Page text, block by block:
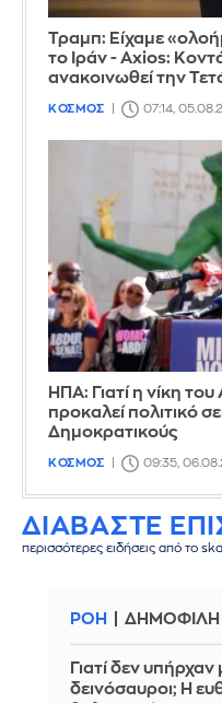
Τραμπ: Είχαμε
το Ιράν - Axios:
ανακοινωθεί την
ΚΟΣΜΟΣ 07:14,
ΗΠΑ: Γιατί η νίκη
προκαλεί πολιτικό
Δημοκρατικούς
ΚΟΣΜΟΣ 09:35,
ΔΙΑΒΑΣΤΕ
περισσότερες ειδήσεις από το
ΡΟΗ ΔΗΜΟΦΙΛΗ
Γιατί δεν υπήρχαν
δεινόσαυροι; Η